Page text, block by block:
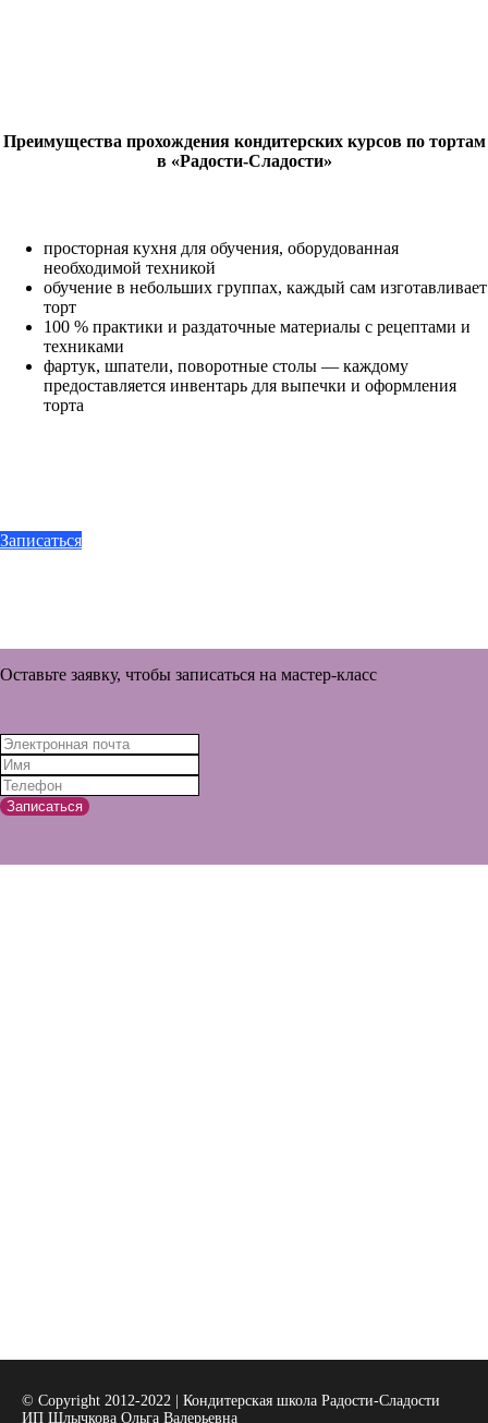
Преимущества прохождения кондитерских курсов по тортам
в «Радости-Сладости»
просторная кухня для обучения, оборудованная
необходимой техникой
обучение в небольших группах, каждый сам изготавливает
торт
100 % практики и раздаточные материалы с рецептами и
техниками
фартук, шпатели, поворотные столы — каждому
предоставляется инвентарь для выпечки и оформления
торта
Записаться
Оставьте заявку, чтобы записаться на мастер-класс
Записаться
© Copyright 2012-2022 | Кондитерская школа Радости-Сладости
ИП Шлычкова Ольга Валерьевна